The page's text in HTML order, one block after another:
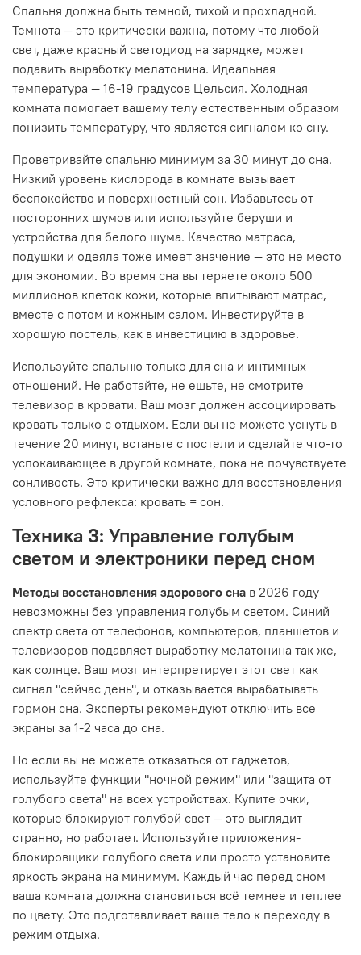
Спальня должна быть темной, тихой и прохладной.
Темнота — это критически важна, потому что любой
свет, даже красный светодиод на зарядке, может
подавить выработку мелатонина. Идеальная
температура — 16-19 градусов Цельсия. Холодная
комната помогает вашему телу естественным образом
понизить температуру, что является сигналом ко сну.
Проветривайте спальню минимум за 30 минут до сна.
Низкий уровень кислорода в комнате вызывает
беспокойство и поверхностный сон. Избавьтесь от
посторонних шумов или используйте беруши и
устройства для белого шума. Качество матраса,
подушки и одеяла тоже имеет значение — это не место
для экономии. Во время сна вы теряете около 500
миллионов клеток кожи, которые впитывают матрас,
вместе с потом и кожным салом. Инвестируйте в
хорошую постель, как в инвестицию в здоровье.
Используйте спальню только для сна и интимных
отношений. Не работайте, не ешьте, не смотрите
телевизор в кровати. Ваш мозг должен ассоциировать
кровать только с отдыхом. Если вы не можете уснуть в
течение 20 минут, встаньте с постели и сделайте что-то
успокаивающее в другой комнате, пока не почувствуете
сонливость. Это критически важно для восстановления
условного рефлекса: кровать = сон.
Техника 3: Управление голубым
светом и электроники перед сном
Методы восстановления здорового сна в 2026 году
невозможны без управления голубым светом. Синий
спектр света от телефонов, компьютеров, планшетов и
телевизоров подавляет выработку мелатонина так же,
как солнце. Ваш мозг интерпретирует этот свет как
сигнал "сейчас день", и отказывается вырабатывать
гормон сна. Эксперты рекомендуют отключить все
экраны за 1-2 часа до сна.
Но если вы не можете отказаться от гаджетов,
используйте функции "ночной режим" или "защита от
голубого света" на всех устройствах. Купите очки,
которые блокируют голубой свет — это выглядит
странно, но работает. Используйте приложения-
блокировщики голубого света или просто установите
яркость экрана на минимум. Каждый час перед сном
ваша комната должна становиться всё темнее и теплее
по цвету. Это подготавливает ваше тело к переходу в
режим отдыха.